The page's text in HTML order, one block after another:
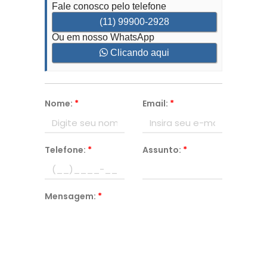
Fale conosco pelo telefone
(11) 99900-2928
Ou em nosso WhatsApp
Clicando aqui
Nome: * Email: *
Telefone: * Assunto: *
Mensagem: *